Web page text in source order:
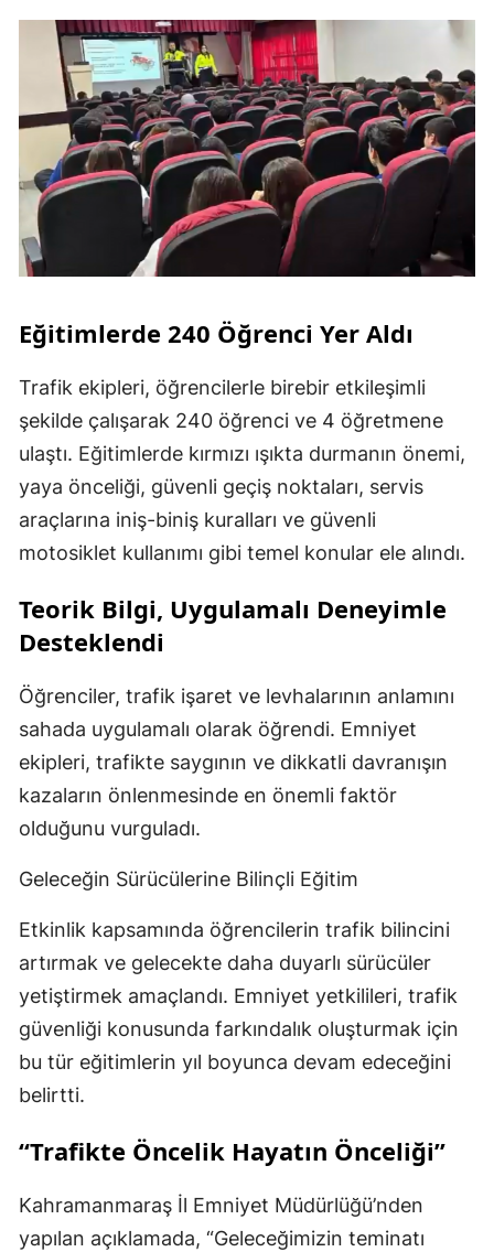
Eğitimlerde 240 Öğrenci Yer Aldı
Trafik ekipleri, öğrencilerle birebir etkileşimli
şekilde çalışarak 240 öğrenci ve 4 öğretmene
ulaştı. Eğitimlerde kırmızı ışıkta durmanın önemi,
yaya önceliği, güvenli geçiş noktaları, servis
araçlarına iniş-biniş kuralları ve güvenli
motosiklet kullanımı gibi temel konular ele alındı.
Teorik Bilgi, Uygulamalı Deneyimle
Desteklendi
Öğrenciler, trafik işaret ve levhalarının anlamını
sahada uygulamalı olarak öğrendi. Emniyet
ekipleri, trafikte saygının ve dikkatli davranışın
kazaların önlenmesinde en önemli faktör
olduğunu vurguladı.
Geleceğin Sürücülerine Bilinçli Eğitim
Etkinlik kapsamında öğrencilerin trafik bilincini
artırmak ve gelecekte daha duyarlı sürücüler
yetiştirmek amaçlandı. Emniyet yetkilileri, trafik
güvenliği konusunda farkındalık oluşturmak için
bu tür eğitimlerin yıl boyunca devam edeceğini
belirtti.
“Trafikte Öncelik Hayatın Önceliği”
Kahramanmaraş İl Emniyet Müdürlüğü’nden
yapılan açıklamada, “Geleceğimizin teminatı